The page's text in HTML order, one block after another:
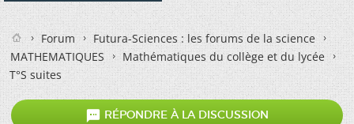
Forum
Futura-Sciences : les forums de la science
MATHEMATIQUES
Mathématiques du collège et du lycée
T°S suites
 RÉPONDRE À LA DISCUSSION